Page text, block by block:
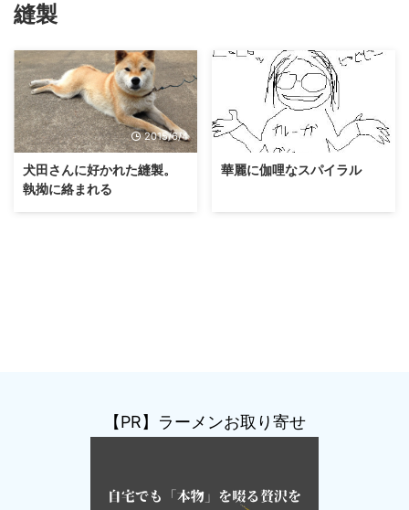
縫製
2015/6/4
犬田さんに好かれた縫製。
執拗に絡まれる
2018/12/1
華麗に伽哩なスパイラル
【PR】ラーメンお取り寄せ